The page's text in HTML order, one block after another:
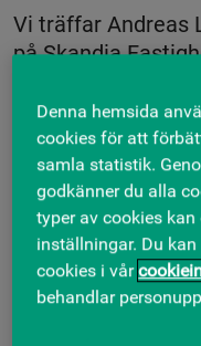
Vi träffar Andreas
på Skandia
undertak på
kombinerade
samarbete med
Hur är det egentligen
stor skala, mitt i
Fastigheter innebär
både är tekniskt
Denna hemsida
cookies för att
samla statistik.
godkänner du alla
typer av cookies
inställningar. Du
cookies i vår
behandlar